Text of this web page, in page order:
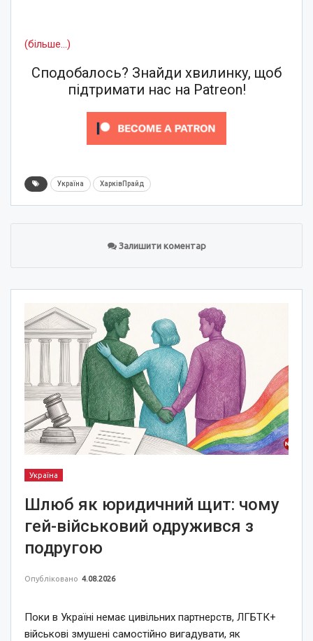
(більше…)
Сподобалось? Знайди хвилинку, щоб
підтримати нас на Patreon!
Україна ХарківПрайд
Залишити коментар
Україна
Шлюб як юридичний щит: чому
гей-військовий одружився з
подругою
Опубліковано 4.08.2026
Поки в Україні немає цивільних партнерств, ЛГБТК+
військові змушені самостійно вигадувати, як